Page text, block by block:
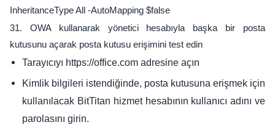
InheritanceType All -AutoMapping $false
31. OWA kullanarak yönetici hesabıyla başka bir posta
kutusunu açarak posta kutusu erişimini test edin
Tarayıcıyı https://office.com adresine açın
Kimlik bilgileri istendiğinde, posta kutusuna erişmek için
kullanılacak BitTitan hizmet hesabının kullanıcı adını ve
parolasını girin.